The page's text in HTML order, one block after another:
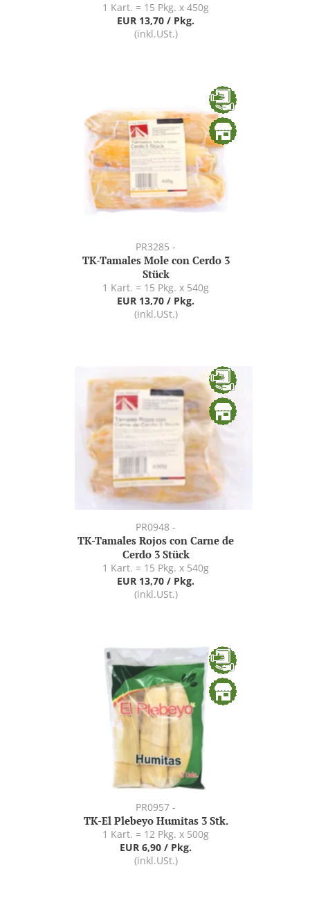
1 Kart. = 15 Pkg. x 450g
EUR 13,70 / Pkg.
(inkl.USt.)
PR3285 -
TK-Tamales Mole con Cerdo 3
Stück
1 Kart. = 15 Pkg. x 540g
EUR 13,70 / Pkg.
(inkl.USt.)
PR0948 -
TK-Tamales Rojos con Carne de
Cerdo 3 Stück
1 Kart. = 15 Pkg. x 540g
EUR 13,70 / Pkg.
(inkl.USt.)
PR0957 -
TK-El Plebeyo Humitas 3 Stk.
1 Kart. = 12 Pkg. x 500g
EUR 6,90 / Pkg.
(inkl.USt.)